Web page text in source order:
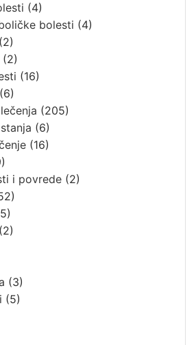
(4)
bolesti (4)
(2)
(2)
(16)
(6)
(205)
(6)
(16)
i povrede (2)
(2)
(3)
(5)